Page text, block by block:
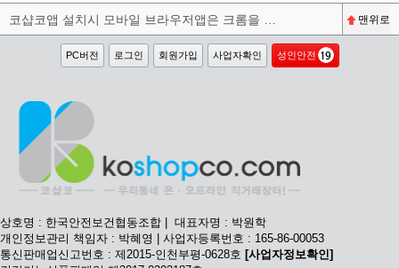
맨위로
PC버전 로그인 회원가입 사업자확인 성인안전
상호명 : 한국안전보건협동조합 | 대표자명 : 박원학
개인정보관리 책임자 : 박혜영 | 사업자등록번호 : 165-86-00053
통신판매업신고번호 : 제2015-인천부평-0628호 [사업자정보확인]